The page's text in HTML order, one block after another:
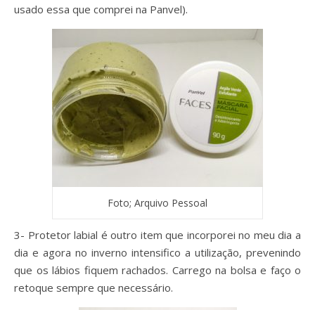
usado essa que comprei na Panvel).
Foto; Arquivo Pessoal
3- Protetor labial é outro item que incorporei no meu dia a
dia e agora no inverno intensifico a utilização, prevenindo
que os lábios fiquem rachados. Carrego na bolsa e faço o
retoque sempre que necessário.